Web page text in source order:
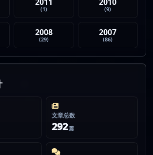
(1) (9)
2008
(29)
2007
(86)
文章总数
292篇